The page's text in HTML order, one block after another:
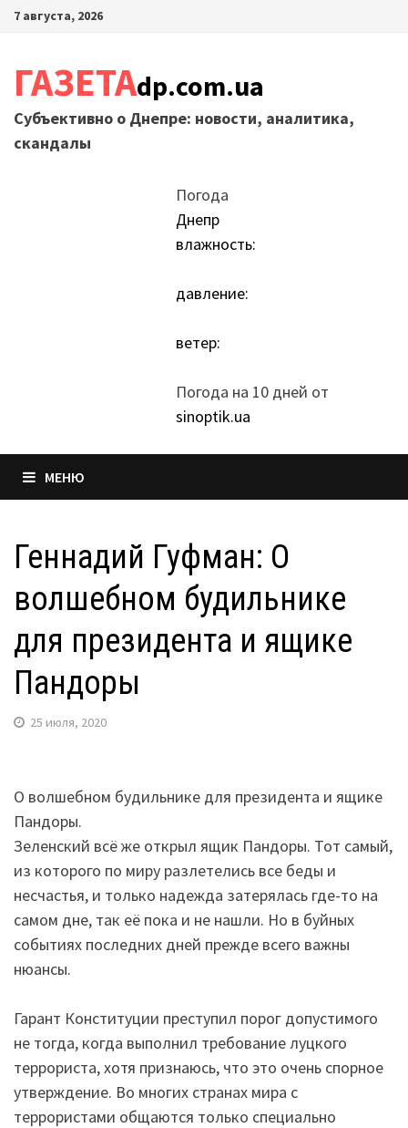
Перейти
7 августа, 2026
ГАЗЕТАdp.com.ua
Субъективно о Днепре: новости, аналитика,
скандалы
Погода
Днепр
влажность:
давление:
ветер:
Погода на 10 дней от
sinoptik.ua
МЕНЮ
Геннадий Гуфман: О
волшебном будильнике
для президента и ящике
Пандоры
25 июля, 2020
О волшебном будильнике для президента и ящике
Пандоры.
Зеленский всё же открыл ящик Пандоры. Тот самый,
из которого по миру разлетелись все беды и
несчастья, и только надежда затерялась где-то на
самом дне, так её пока и не нашли. Но в буйных
событиях последних дней прежде всего важны
нюансы.
Гарант Конституции преступил порог допустимого
не тогда, когда выполнил требование луцкого
террориста, хотя признаюсь, что это очень спорное
утверждение. Во многих странах мира с
террористами общаются только специально